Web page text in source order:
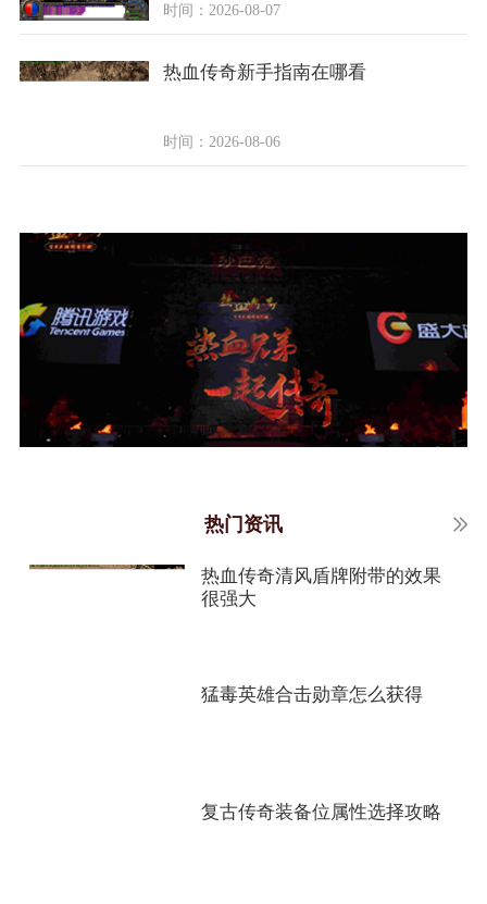
时间：2026-08-07
热血传奇新手指南在哪看
时间：2026-08-06
热门资讯
热血传奇清风盾牌附带的效果
很强大
猛毒英雄合击勋章怎么获得
复古传奇装备位属性选择攻略